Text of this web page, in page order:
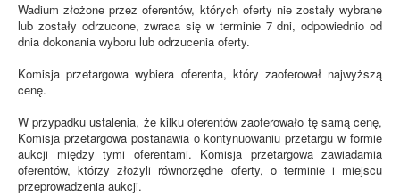
Wadium złożone przez oferentów, których oferty nie zostały wybrane
lub zostały odrzucone, zwraca się w terminie 7 dni, odpowiednio od
dnia dokonania wyboru lub odrzucenia oferty.
Komisja przetargowa wybiera oferenta, który zaoferował najwyższą
cenę.
W przypadku ustalenia, że kilku oferentów zaoferowało tę samą cenę,
Komisja przetargowa postanawia o kontynuowaniu przetargu w formie
aukcji między tymi oferentami. Komisja przetargowa zawiadamia
oferentów, którzy złożyli równorzędne oferty, o terminie i miejscu
przeprowadzenia aukcji.